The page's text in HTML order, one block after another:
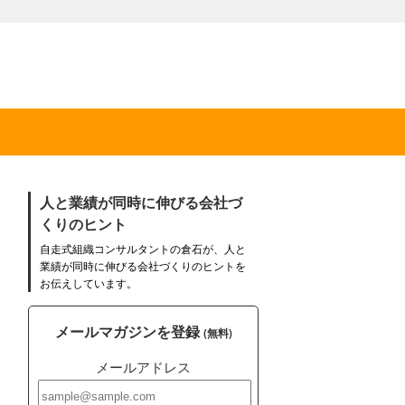
人と業績が同時に伸びる会社づ
くりのヒント
自走式組織コンサルタントの倉石が、人と
業績が同時に伸びる会社づくりのヒントを
お伝えしています。
メールマガジンを登録(無料)
メールアドレス